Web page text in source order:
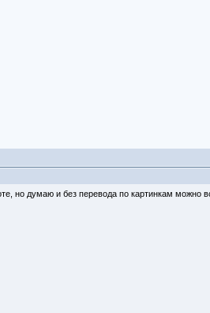
но думаю и без перевода по картинкам можно